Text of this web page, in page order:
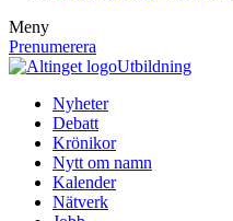
Meny
Prenumerera
Utbildning
Nyheter
Debatt
Krönikor
Nytt om namn
Kalender
Nätverk